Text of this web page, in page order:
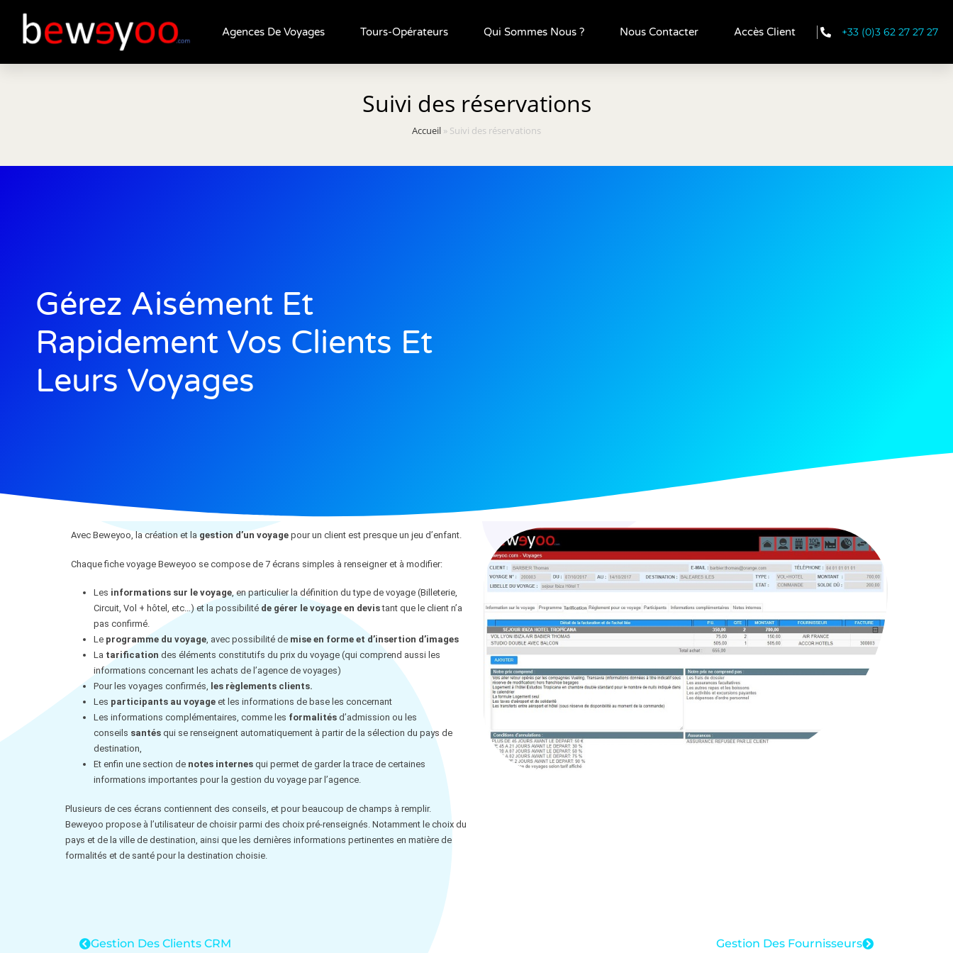
Agences De Voyages Tours-Opérateurs Qui Sommes Nous ? Nous Contacter Accès Client +33 (0)3 62 27 27 27
Suivi des réservations
Accueil » Suivi des réservations
Gérez Aisément Et
Rapidement Vos Clients Et
Leurs Voyages
Avec Beweyoo, la création et lagestion d’un voyage pour un client est presque un jeu d’enfant.
Chaque fiche voyage Beweyoo se compose de 7 écrans simples à renseigner et à modifier:
Les informations sur le voyage, en particulier la définition du type de voyage (Billeterie,
Circuit, Vol + hôtel, etc…) et la possibilité de gérer le voyage en devistant que le client n’a
pas confirmé.
Le programme du voyage, avec possibilité de mise en forme et d’insertion d’images
La tarification des éléments constitutifs du prix du voyage (qui comprend aussi les
informations concernant les achats de l’agence de voyages)
Pour les voyages confirmés, les règlements clients.
Les participants au voyage et les informations de base les concernant
Les informations complémentaires, comme les formalités d’admission ou les
conseils santés qui se renseignent automatiquement à partir de la sélection du pays de
destination,
Et enfin une section de notes internes qui permet de garder la trace de certaines
informations importantes pour la gestion du voyage par l’agence.
Plusieurs de ces écrans contiennent des conseils, et pour beaucoup de champs à remplir.
Beweyoo propose à l’utilisateur de choisir parmi des choix pré-renseignés. Notamment le choix du
pays et de la ville de destination, ainsi que les dernières informations pertinentes en matière de
formalités et de santé pour la destination choisie.
Gestion Des Clients CRM Gestion Des Fournisseurs